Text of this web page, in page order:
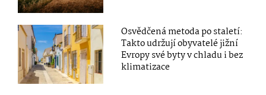
Osvědčená metoda po staletí:
Takto udržují obyvatelé jižní
Evropy své byty v chladu i bez
klimatizace